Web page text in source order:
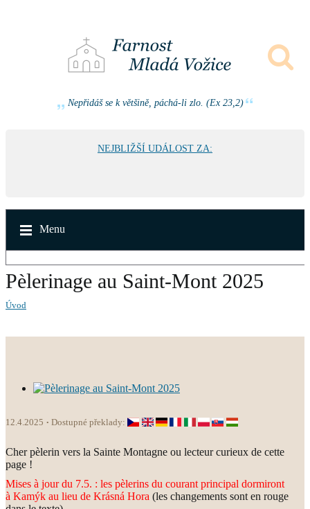
Nepřidáš se k většině, páchá-li zlo. (Ex 23,2)
NEJBLIŽŠÍ UDÁLOST ZA:
Menu
Pèlerinage au Saint-Mont 2025
Úvod
12.4.2025 Dostupné překlady:
Cher pèlerin vers la Sainte Montagne ou lecteur curieux de cette
page !
Mises à jour du 7.5. : les pèlerins du courant principal dormiront
à Kamýk au lieu de Krásná Hora (les changements sont en rouge